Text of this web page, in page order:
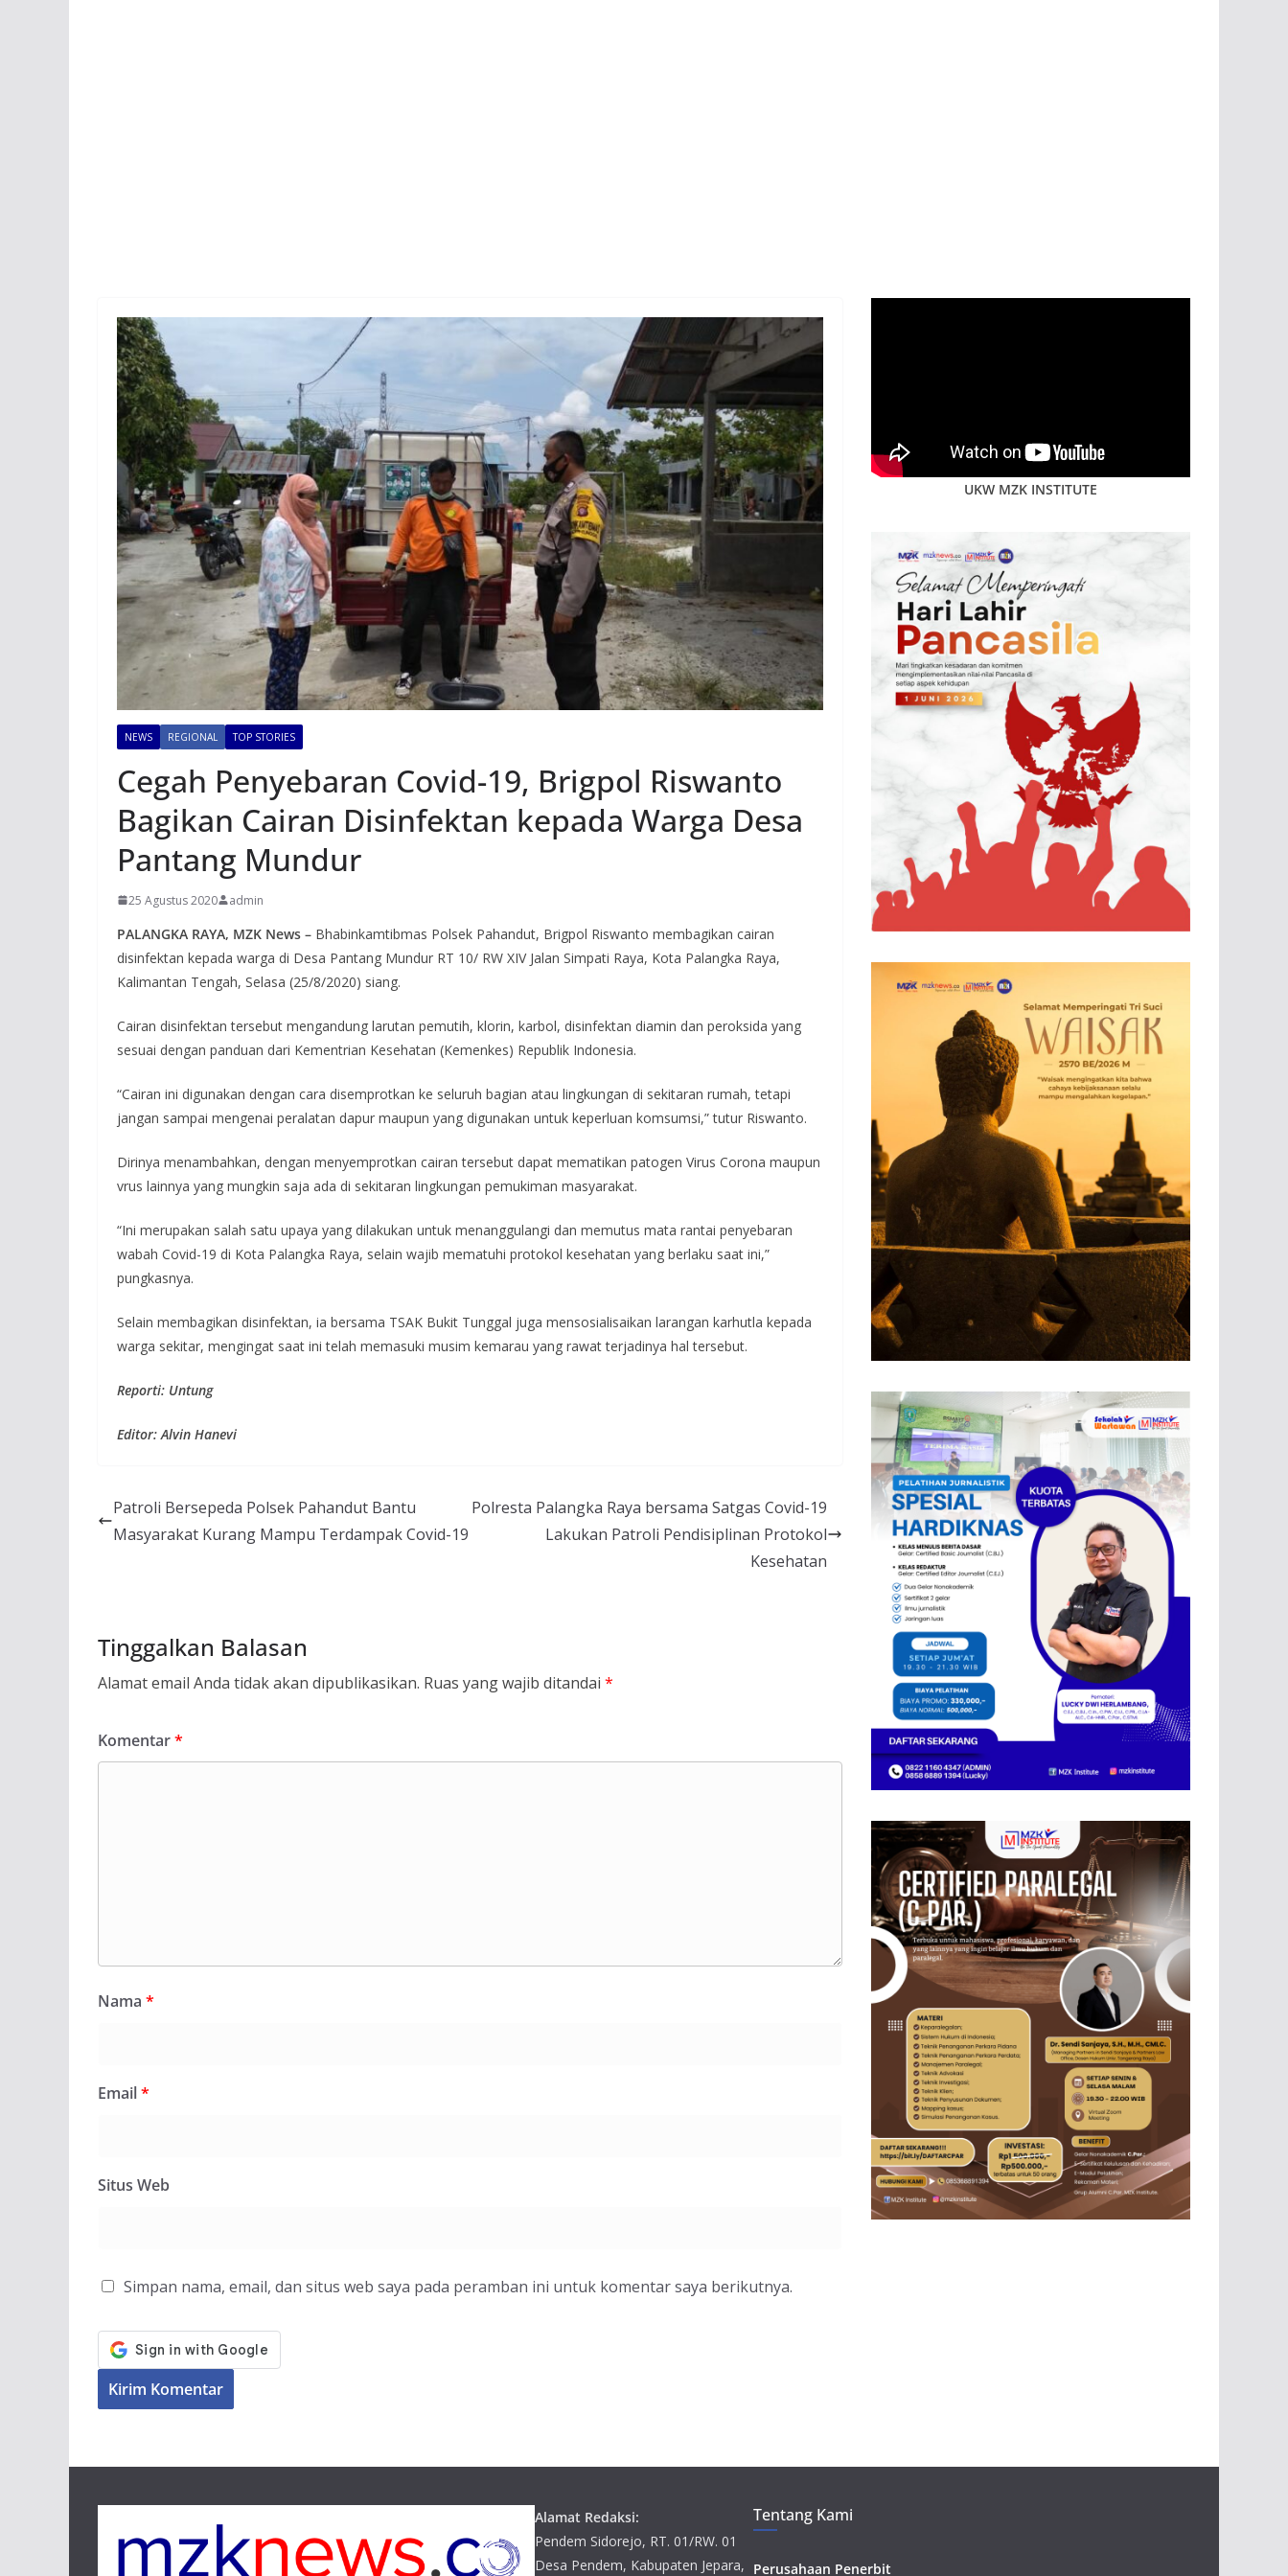
NEWS REGIONAL TOP STORIES
Cegah Penyebaran Covid-19, Brigpol Riswanto
Bagikan Cairan Disinfektan kepada Warga Desa
Pantang Mundur
25 Agustus 2020 admin
PALANGKA RAYA, MZK News – Bhabinkamtibmas Polsek Pahandut, Brigpol Riswanto membagikan cairan
disinfektan kepada warga di Desa Pantang Mundur RT 10/ RW XIV Jalan Simpati Raya, Kota Palangka Raya,
Kalimantan Tengah, Selasa (25/8/2020) siang.
Cairan disinfektan tersebut mengandung larutan pemutih, klorin, karbol, disinfektan diamin dan peroksida yang
sesuai dengan panduan dari Kementrian Kesehatan (Kemenkes) Republik Indonesia.
“Cairan ini digunakan dengan cara disemprotkan ke seluruh bagian atau lingkungan di sekitaran rumah, tetapi
jangan sampai mengenai peralatan dapur maupun yang digunakan untuk keperluan komsumsi,” tutur Riswanto.
Dirinya menambahkan, dengan menyemprotkan cairan tersebut dapat mematikan patogen Virus Corona maupun
vrus lainnya yang mungkin saja ada di sekitaran lingkungan pemukiman masyarakat.
“Ini merupakan salah satu upaya yang dilakukan untuk menanggulangi dan memutus mata rantai penyebaran
wabah Covid-19 di Kota Palangka Raya, selain wajib mematuhi protokol kesehatan yang berlaku saat ini,”
pungkasnya.
Selain membagikan disinfektan, ia bersama TSAK Bukit Tunggal juga mensosialisaikan larangan karhutla kepada
warga sekitar, mengingat saat ini telah memasuki musim kemarau yang rawat terjadinya hal tersebut.
Reporti: Untung
Editor: Alvin Hanevi
Patroli Bersepeda Polsek Pahandut Bantu
Masyarakat Kurang Mampu Terdampak Covid-19
Polresta Palangka Raya bersama Satgas Covid-19
Lakukan Patroli Pendisiplinan Protokol
Kesehatan
Tinggalkan Balasan
Alamat email Anda tidak akan dipublikasikan. Ruas yang wajib ditandai *
Komentar*
Nama *
Email*
Situs Web
Simpan nama, email, dan situs web saya pada peramban ini untuk komentar saya berikutnya.
UKW MZK INSTITUTE
Alamat Redaksi:
Pendem Sidorejo, RT. 01/RW. 01
Desa Pendem, Kabupaten Jepara,
Tentang Kami
Perusahaan Penerbit